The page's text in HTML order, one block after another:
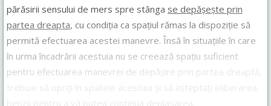
părăsirii sensului de mers spre stânga se depășește prin
partea dreapta, cu condiția ca spațiul rămas la dispoziție să
permită efectuarea acestei manevre. Însă în situațiile în care
în urma încadrării acestuia nu se creează spațiu suficient
pentru efectuarea manevrei de depășire prin partea dreaptă,